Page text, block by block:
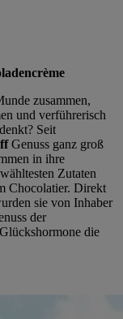
zusammen,
und verführerisch
Seit
Genuss ganz groß
in ihre
Zutaten
Chocolatier. Direkt
sie von Inhaber
der
die